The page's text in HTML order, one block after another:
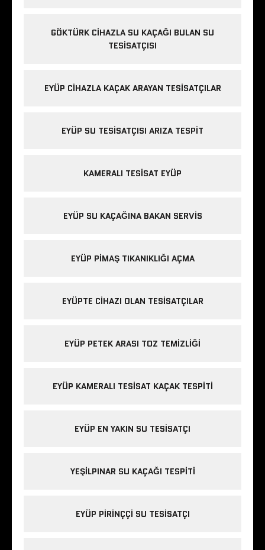
GÖKTÜRK CIHAZLA SU KAÇAĞI BULAN SU
TESISATÇISI
EYÜP CIHAZLA KAÇAK ARAYAN TESISATÇILAR
EYÜP SU TESISATÇISI ARIZA TESPIT
KAMERALI TESISAT EYÜP
EYÜP SU KAÇAĞINA BAKAN SERVIS
EYÜP PIMAŞ TIKANIKLIĞI AÇMA
EYÜPTE CIHAZI OLAN TESISATÇILAR
EYÜP PETEK ARASI TOZ TEMIZLIĞI
EYÜP KAMERALI TESISAT KAÇAK TESPITI
EYÜP EN YAKIN SU TESISATÇI
YEŞILPINAR SU KAÇAĞI TESPITI
EYÜP PIRINÇÇI SU TESISATÇI